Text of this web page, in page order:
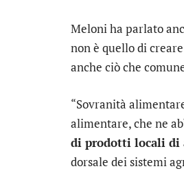
Meloni ha parlato
non è quello di
anche ciò che
“Sovranità
alimentare, che ne
di prodotti locali di
dorsale dei sistemi